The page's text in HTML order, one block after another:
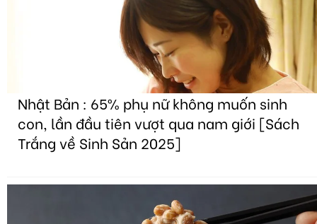
Nhật Bản : 65% phụ nữ không muốn sinh
con, lần đầu tiên vượt qua nam giới [Sách
Trắng về Sinh Sản 2025]